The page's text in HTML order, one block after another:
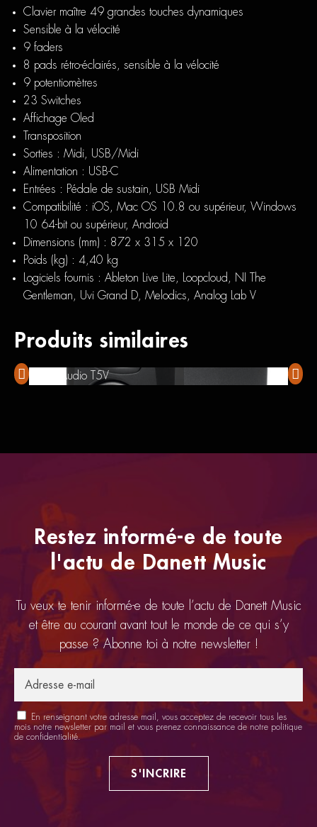
Clavier maître 49 grandes touches dynamiques
Sensible à la vélocité
9 faders
8 pads rétro-éclairés, sensible à la vélocité
9 potentiomètres
23 Switches
Affichage Oled
Transposition
Sorties : Midi, USB/Midi
Alimentation : USB-C
Entrées : Pédale de sustain, USB Midi
Compatibilité : iOS, Mac OS 10.8 ou supérieur, Windows
10 64-bit ou supérieur, Android
Dimensions (mm) : 872 x 315 x 120
Poids (kg) : 4,40 kg
Logiciels fournis : Ableton Live Lite, Loopcloud, NI The
Gentleman, Uvi Grand D, Melodics, Analog Lab V
Produits similaires
Adam Audio T5V AKG
Restez informé-e de toute
l'actu de Danett Music
Tu veux te tenir informé-e de toute l’actu de Danett Music
et être au courant avant tout le monde de ce qui s’y
passe ? Abonne toi à notre newsletter !
En renseignant votre adresse mail, vous acceptez de recevoir tous les
mois notre newsletter par mail et vous prenez connaissance de notre politique
de confidentialité.
S'INCRIRE